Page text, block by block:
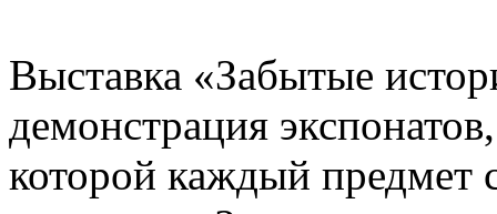
Выставка «Забытые
демонстрация
которой каждый предмет